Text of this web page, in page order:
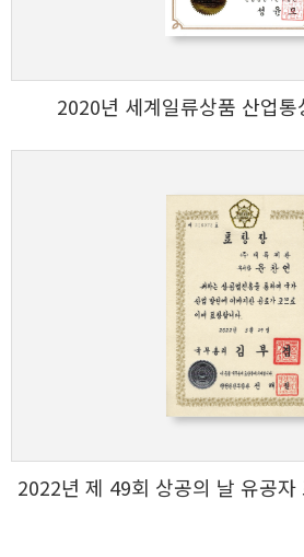
2020년 세계일류상품 산업
2022년 제 49회 상공의 날 유공